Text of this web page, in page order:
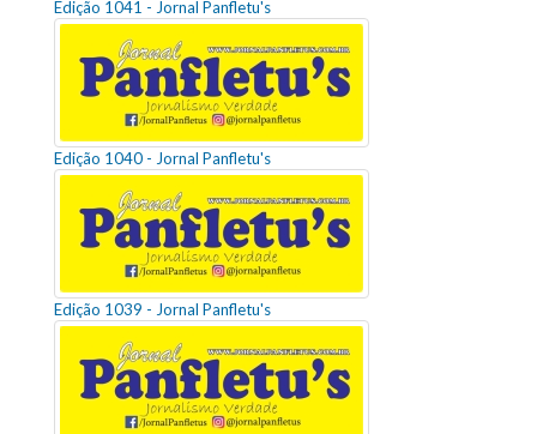
Edição 1041 - Jornal Panfletu's
Edição 1040 - Jornal Panfletu's
Edição 1039 - Jornal Panfletu's